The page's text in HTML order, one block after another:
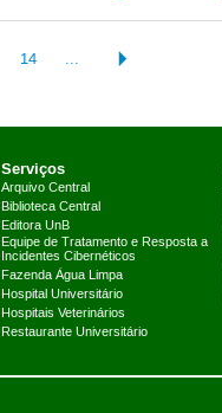
14 ...
Serviços
Arquivo Central
Biblioteca Central
Editora UnB
Equipe de Tratamento e Resposta a
Incidentes Cibernéticos
Fazenda Água Limpa
Hospital Universitário
Hospitais Veterinários
Restaurante Universitário